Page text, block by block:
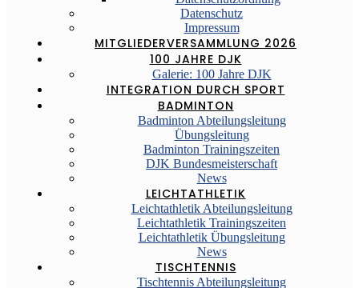
Datenschutz
Impressum
MITGLIEDERVERSAMMLUNG 2026
100 JAHRE DJK
Galerie: 100 Jahre DJK
INTEGRATION DURCH SPORT
BADMINTON
Badminton Abteilungsleitung
Übungsleitung
Badminton Trainingszeiten
DJK Bundesmeisterschaft
News
LEICHTATHLETIK
Leichtathletik Abteilungsleitung
Leichtathletik Trainingszeiten
Leichtathletik Übungsleitung
News
TISCHTENNIS
Tischtennis Abteilungsleitung